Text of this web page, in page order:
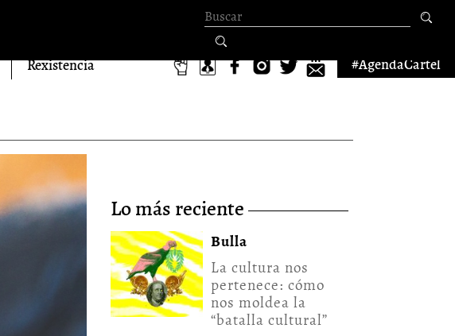
Formulario de
búsqueda
Rexistencia #AgendaCartel
lo más reciente
Bulla
La cultura nos
pertenece: cómo
nos moldea la
“batalla cultural”